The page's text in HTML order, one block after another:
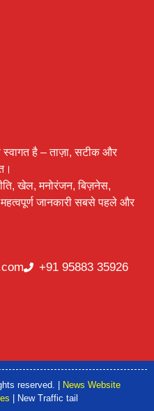
है – ताज़ा, सटीक और
खेल, मनोरंजन, बिज़नेस,
जानकारी सबसे पहले और
+91 95883 35926
reserved. |
News Website
| New Traffic tail